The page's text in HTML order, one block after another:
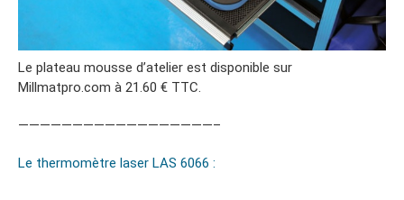
Le plateau mousse d’atelier est disponible sur
Millmatpro.com à 21.60 € TTC.
——————————————————–
Le thermomètre laser LAS 6066 :